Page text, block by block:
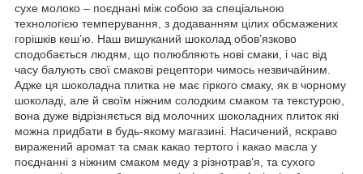
сухе молоко – поєднані між собою за спеціальною
технологією темперування, з додаванням цілих обсмажених
горішків кеш’ю. Наш вишуканий шоколад обов’язково
сподобається людям, що полюбляють нові смаки, і час від
часу балують свої смакові рецептори чимось незвичайним.
Адже ця шоколадна плитка не має гіркого смаку, як в чорному
шоколаді, але й своїм ніжним солодким смаком та текстурою,
вона дуже відрізняється від молочних шоколадних плиток які
можна придбати в будь-якому магазині. Насичений, яскраво
виражений аромат та смак какао тертого і какао масла у
поєднанні з ніжним смаком меду з різнотрав’я, та сухого